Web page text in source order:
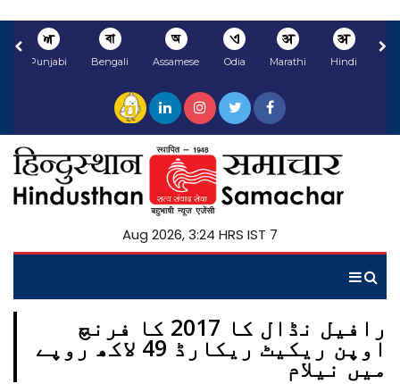
अ
Hindi
अ
Marathi
ଏ
Odia
অ
Assamese
বা
Bengali
ਅ
Punjabi
7 Aug 2026, 3:24 HRS IST
رافیل نڈال کا 2017 کا فرنچ
اوپن ریکیٹ ریکارڈ 49 لاکھ روپے
میں نیلام